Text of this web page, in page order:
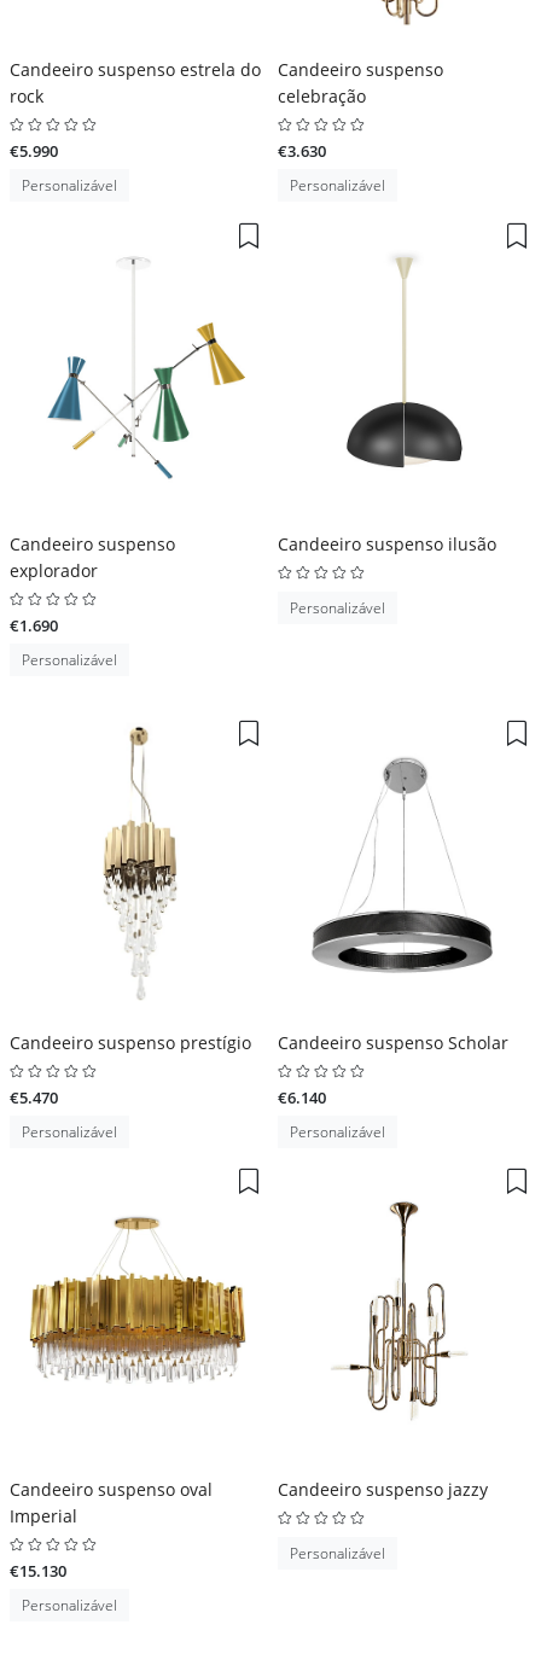
Candeeiro suspenso estrela do
rock
€5.990
Personalizável
Candeeiro suspenso
celebração
€3.630
Personalizável
Candeeiro suspenso
explorador
€1.690
Personalizável
Candeeiro suspenso ilusão
Personalizável
Candeeiro suspenso prestígio
€5.470
Personalizável
Candeeiro suspenso Scholar
€6.140
Personalizável
Candeeiro suspenso oval
Imperial
€15.130
Personalizável
Candeeiro suspenso jazzy
Personalizável